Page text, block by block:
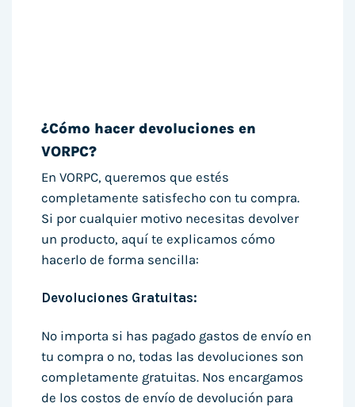
¿Cómo hacer devoluciones en
VORPC?
En VORPC, queremos que estés
completamente satisfecho con tu compra.
Si por cualquier motivo necesitas devolver
un producto, aquí te explicamos cómo
hacerlo de forma sencilla:
Devoluciones Gratuitas:
No importa si has pagado gastos de envío en
tu compra o no, todas las devoluciones son
completamente gratuitas. Nos encargamos
de los costos de envío de devolución para